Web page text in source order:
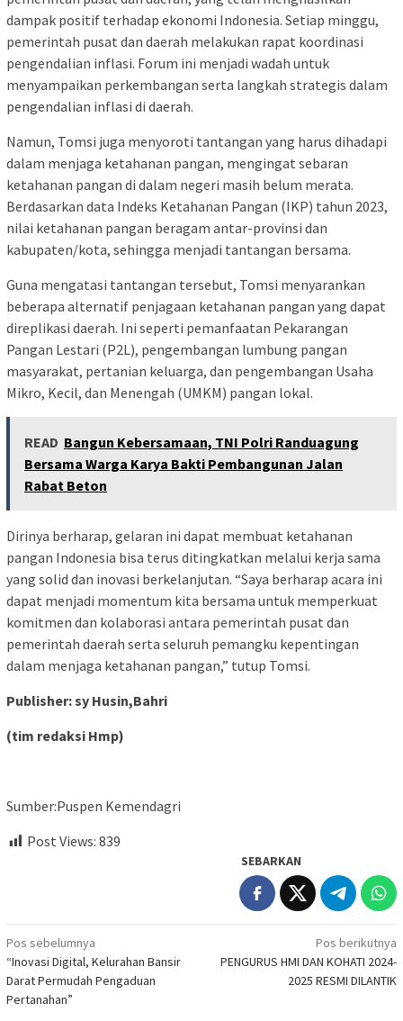
dampak positif terhadap ekonomi Indonesia. Setiap minggu,
pemerintah pusat dan daerah melakukan rapat koordinasi
pengendalian inflasi. Forum ini menjadi wadah untuk
menyampaikan perkembangan serta langkah strategis dalam
pengendalian inflasi di daerah.
Namun, Tomsi juga menyoroti tantangan yang harus dihadapi
dalam menjaga ketahanan pangan, mengingat sebaran
ketahanan pangan di dalam negeri masih belum merata.
Berdasarkan data Indeks Ketahanan Pangan (IKP) tahun 2023,
nilai ketahanan pangan beragam antar-provinsi dan
kabupaten/kota, sehingga menjadi tantangan bersama.
Guna mengatasi tantangan tersebut, Tomsi menyarankan
beberapa alternatif penjagaan ketahanan pangan yang dapat
direplikasi daerah. Ini seperti pemanfaatan Pekarangan
Pangan Lestari (P2L), pengembangan lumbung pangan
masyarakat, pertanian keluarga, dan pengembangan Usaha
Mikro, Kecil, dan Menengah (UMKM) pangan lokal.
READ Bangun Kebersamaan, TNI Polri Randuagung
Bersama Warga Karya Bakti Pembangunan Jalan
Rabat Beton
Dirinya berharap, gelaran ini dapat membuat ketahanan
pangan Indonesia bisa terus ditingkatkan melalui kerja sama
yang solid dan inovasi berkelanjutan. “Saya berharap acara ini
dapat menjadi momentum kita bersama untuk memperkuat
komitmen dan kolaborasi antara pemerintah pusat dan
pemerintah daerah serta seluruh pemangku kepentingan
dalam menjaga ketahanan pangan,” tutup Tomsi.
Publisher: sy Husin,Bahri
(tim redaksi Hmp)
Sumber:Puspen Kemendagri
Post Views: 839
SEBARKAN
Navigasi
pos
Pos sebelumnya
“Inovasi Digital, Kelurahan Bansir
Darat Permudah Pengaduan
Pertanahan”
Pos berikutnya
PENGURUS HMI DAN KOHATI 2024-
2025 RESMI DILANTIK